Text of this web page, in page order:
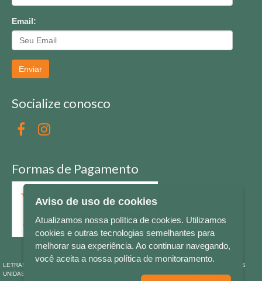
Email:
Enviar
Socialize conosco
Formas de Pagamento
LETRAS & CIA - CNPJ n° 88.587.548/0001-20 - Térreo Bourbon Shopping - AV. NAÇÕES
UNIDAS , 2001 - Lojas 1064/1065 - RIO BRANCO - - NOVO HAMBURGO - RS
Aviso de uso de cookies
Atualizamos nossa política de cookies. Utilizamos
cookies e outras tecnologias semelhantes para
melhorar sua experiência. Ao continuar navegando,
você aceita a nossa política de monitoramento.